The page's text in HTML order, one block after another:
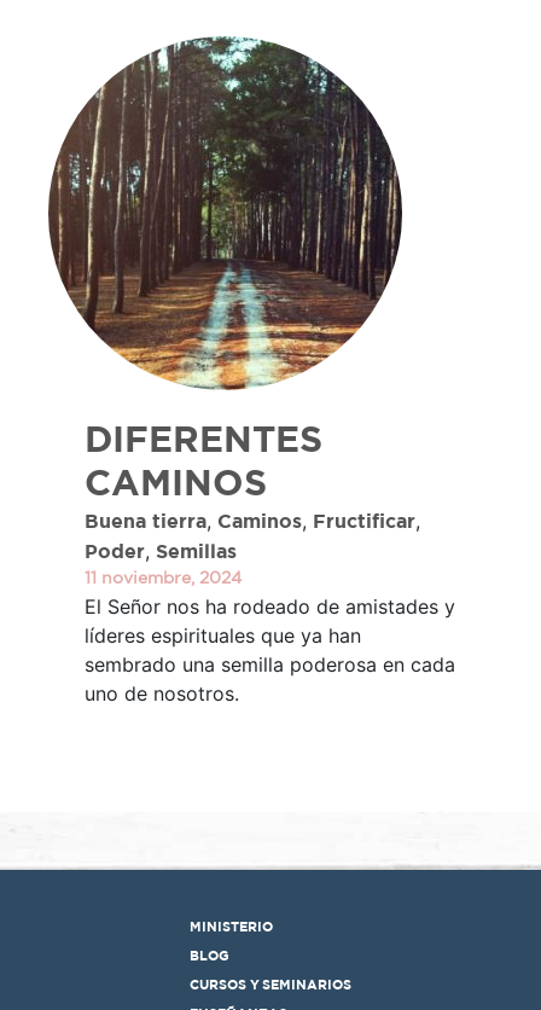
DIFERENTES
CAMINOS
Buena tierra, Caminos, Fructificar,
Poder, Semillas
11 noviembre, 2024
El Señor nos ha rodeado de amistades y
líderes espirituales que ya han
sembrado una semilla poderosa en cada
uno de nosotros.
MINISTERIO
BLOG
CURSOS Y SEMINARIOS